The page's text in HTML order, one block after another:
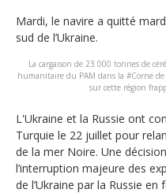
Mardi, le navire a quitté
sud de l’Ukraine.
La cargaison de 23 000 tonnes de
humanitaire du PAM dans la #Corne
sur cette région
L'Ukraine et la Russie ont
Turquie le 22 juillet pour
de la mer Noire. Une
l’interruption majeure des
de l’Ukraine par la Russie en